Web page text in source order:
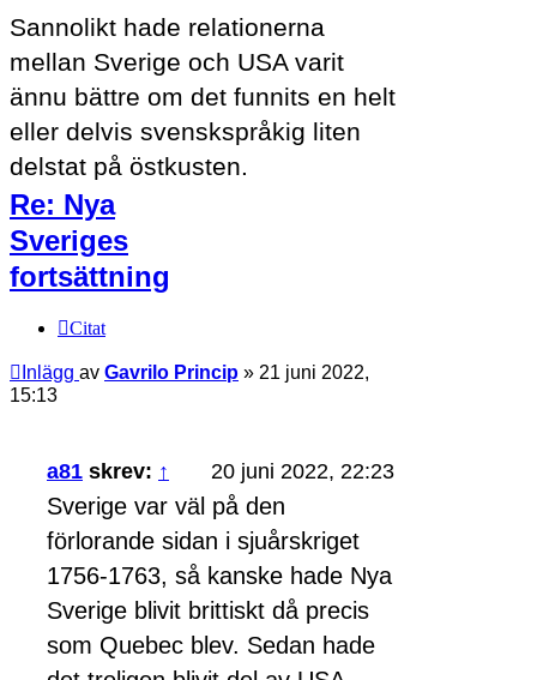
Sannolikt hade relationerna
mellan Sverige och USA varit
ännu bättre om det funnits en helt
eller delvis svenskspråkig liten
delstat på östkusten.
Re: Nya
Sveriges
fortsättning
Citat
Inlägg av Gavrilo Princip » 21 juni 2022,
15:13
a81 skrev: ↑ 20 juni 2022, 22:23
Sverige var väl på den
förlorande sidan i sjuårskriget
1756-1763, så kanske hade Nya
Sverige blivit brittiskt då precis
som Quebec blev. Sedan hade